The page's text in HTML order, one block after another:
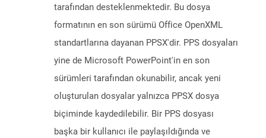
tarafından desteklenmektedir. Bu dosya
formatının en son sürümü Office OpenXML
standartlarına dayanan PPSX'dir. PPS dosyaları
yine de Microsoft PowerPoint'in en son
sürümleri tarafından okunabilir, ancak yeni
oluşturulan dosyalar yalnızca PPSX dosya
biçiminde kaydedilebilir. Bir PPS dosyası
başka bir kullanıcı ile paylaşıldığında ve